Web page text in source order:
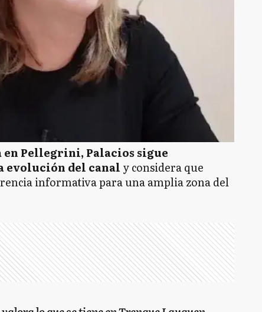
Pellegrini, Palacios sigue
evolución del canal y considera que
informativa para una amplia zona del